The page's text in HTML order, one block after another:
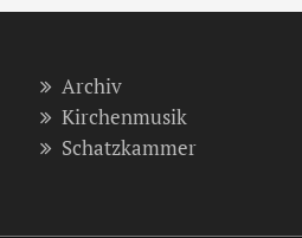
Archiv
Kirchenmusik
Schatzkammer